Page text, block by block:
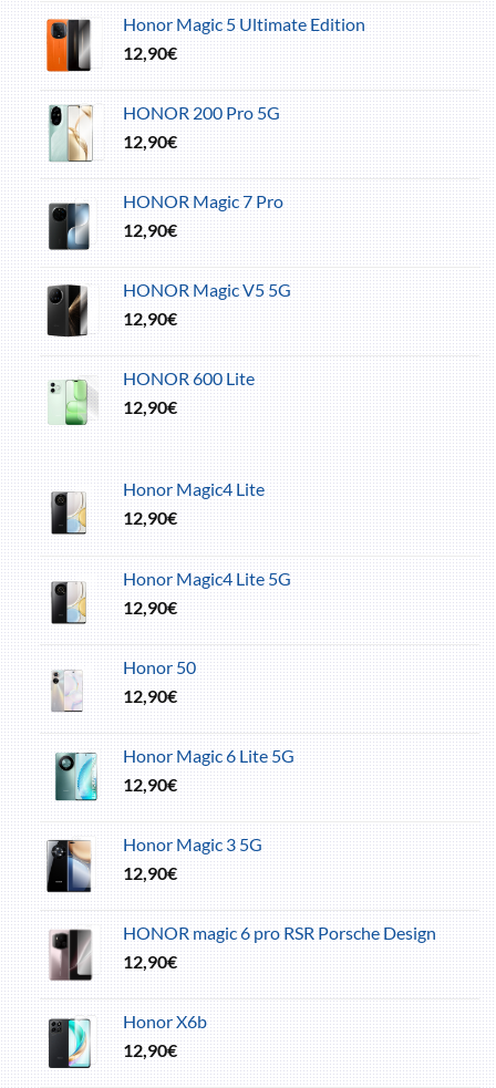
Honor Magic 5 Ultimate Edition
12,90€
HONOR 200 Pro 5G
12,90€
HONOR Magic 7 Pro
12,90€
HONOR Magic V5 5G
12,90€
HONOR 600 Lite
12,90€
Honor Magic4 Lite
12,90€
Honor Magic4 Lite 5G
12,90€
Honor 50
12,90€
Honor Magic 6 Lite 5G
12,90€
Honor Magic 3 5G
12,90€
HONOR magic 6 pro RSR Porsche Design
12,90€
Honor X6b
12,90€